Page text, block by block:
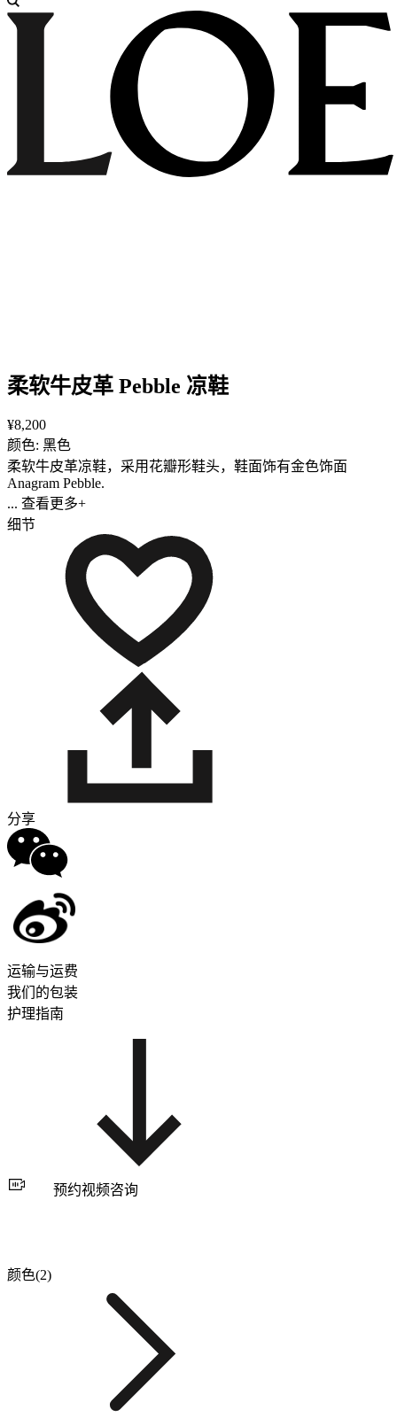
柔软牛皮革 Pebble 凉鞋
¥8,200
颜色: 黑色
柔软牛皮革凉鞋，采用花瓣形鞋头，鞋面饰有金色饰面
Anagram Pebble.
... 查看更多+
细节
分享
运输与运费
我们的包装
护理指南
预约视频咨询
颜色(2)